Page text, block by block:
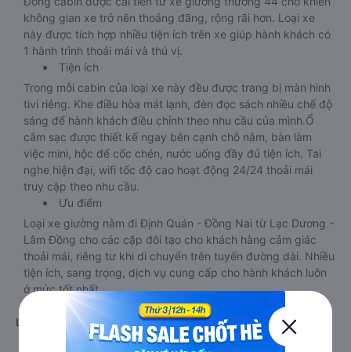
không gian xe trở nên thoáng đãng, rộng rãi hơn. Loại xe
này được tích hợp nhiều tiện ích trên xe giúp hành khách có
1 hành trình thoải mái và thú vị.
Tiện ích
Trong mỗi cabin của loại xe này đều được trang bị màn hình
tivi riêng. Khe điều hòa mát lạnh, đèn đọc sách nhiều chế độ
sáng để hành khách điều chỉnh theo nhu cầu của mình.Ổ
cắm sạc được thiết kế ngay bên cạnh chỗ nằm, bàn làm
việc mini, hộc để cốc chén, nước uống đầy đủ tiện ích. Tai
nghe hiện đại, wifi tốc độ cao hoạt động 24/24 thoải mái
truy cập theo nhu cầu.
Ưu điểm
Loại xe giường nằm đi Định Quán - Đồng Nai từ Lạc Dương -
Lâm Đồng cho các cặp đôi tạo cho khách hàng cảm giác
thoải mái, riêng tư khi di chuyển trên tuyến đường dài. Nhiều
tiện ích, sang trọng, dịch vụ cung cấp cho hành khách luôn
ở mức tốt nhất.
d. Xe giường nằm đi Định Quán - Đồng Nai từ Lạc Dương -
Lâm Đồng cho các cặp đôi